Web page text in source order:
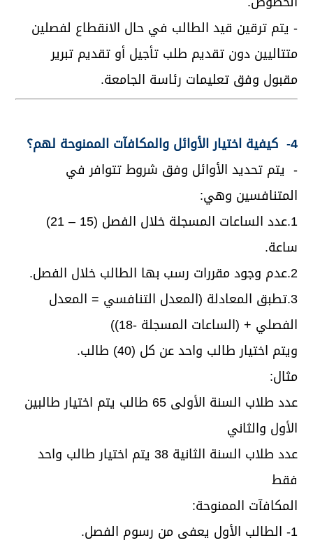
- يتم ترقين قيد الطالب في حال الانقطاع لفصلين
متتاليين دون تقديم طلب تأجيل أو تقديم تبرير
مقبول وفق تعليمات رئاسة الجامعة.
4- كيفية اختيار الأوائل والمكافآت الممنوحة لهم؟
- يتم تحديد الأوائل وفق شروط تتوافر في
المتنافسين وهي:
1.عدد الساعات المسجلة خلال الفصل (15 – 21)
ساعة.
2.عدم وجود مقررات رسب بها الطالب خلال الفصل.
3.تطبق المعادلة (المعدل التنافسي = المعدل
الفصلي + (الساعات المسجلة -18))
ويتم اختيار طالب واحد عن كل (40) طالب.
مثال:
عدد طلاب السنة الأولى 65 طالب يتم اختيار طالبين
الأول والثاني
عدد طلاب السنة الثانية 38 يتم اختيار طالب واحد
فقط
المكافآت الممنوحة:
1- الطالب الأول يعفى من رسوم الفصل.